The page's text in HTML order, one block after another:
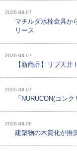
2026-08-07
マチルダ水栓金具か
リース
2026-08-07
【新商品】リブ天
2026-08-07
「NURUCON(コン
2026-08-06
建築物の木質化が推